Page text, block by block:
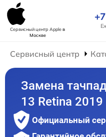
Сервисный центр Appleв
Москве
Сервисный центр
Замена
13 Retina 2019
Официальный